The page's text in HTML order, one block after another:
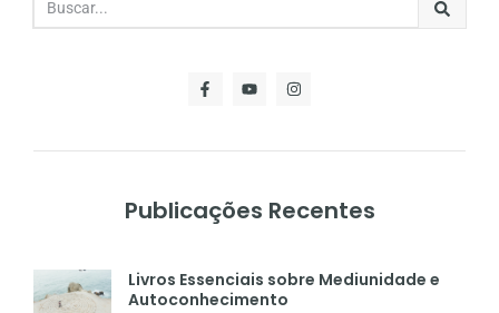
Publicações Recentes
Livros Essenciais sobre Mediunidade e
Autoconhecimento